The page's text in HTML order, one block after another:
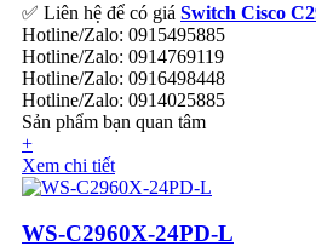
✅ Liên hệ để có giá Switch Cisco
Hotline/Zalo: 0915495885
Hotline/Zalo: 0914769119
Hotline/Zalo: 0916498448
Hotline/Zalo: 0914025885
Sản phẩm bạn quan tâm
+
Xem chi tiết
WS-C2960X-24PD-L